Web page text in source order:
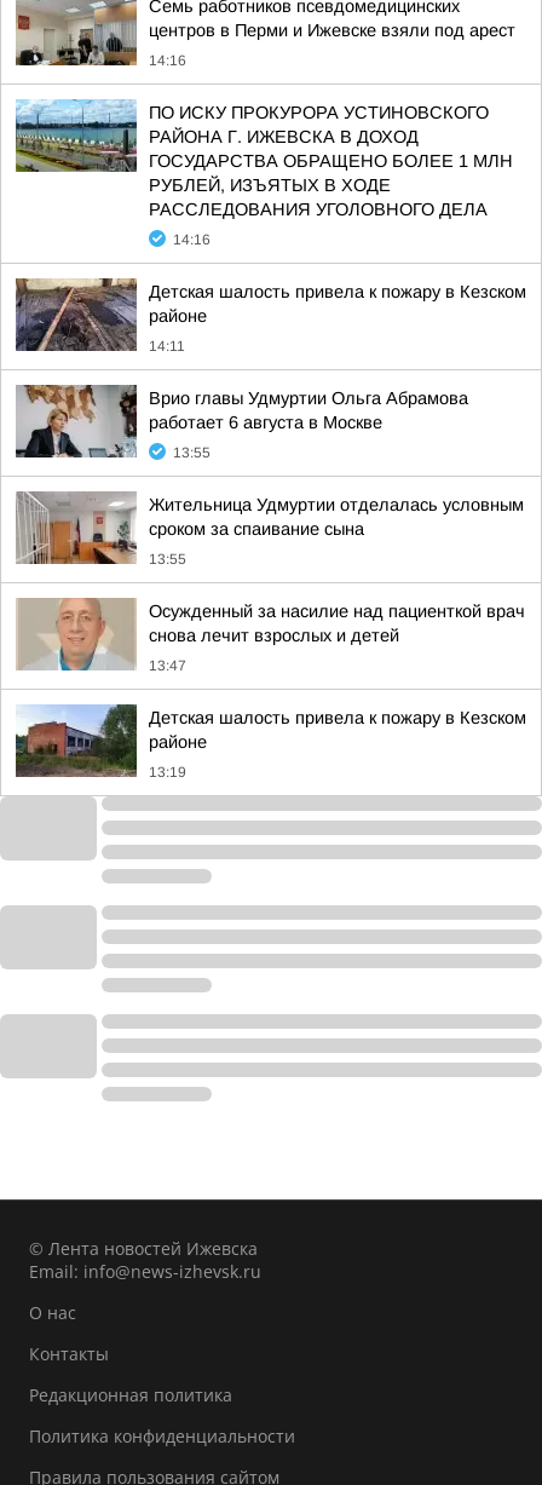
Семь работников псевдомедицинских
центров в Перми и Ижевске взяли под арест
14:16
ПО ИСКУ ПРОКУРОРА УСТИНОВСКОГО
РАЙОНА Г. ИЖЕВСКА В ДОХОД
ГОСУДАРСТВА ОБРАЩЕНО БОЛЕЕ 1 МЛН
РУБЛЕЙ, ИЗЪЯТЫХ В ХОДЕ
РАССЛЕДОВАНИЯ УГОЛОВНОГО ДЕЛА
14:16
Детская шалость привела к пожару в Кезском
районе
14:11
Врио главы Удмуртии Ольга Абрамова
работает 6 августа в Москве
13:55
Жительница Удмуртии отделалась условным
сроком за спаивание сына
13:55
Осужденный за насилие над пациенткой врач
снова лечит взрослых и детей
13:47
Детская шалость привела к пожару в Кезском
районе
13:19
© Лента новостей Ижевска
Email: info@news-izhevsk.ru
О нас
Контакты
Редакционная политика
Политика конфиденциальности
Правила пользования сайтом